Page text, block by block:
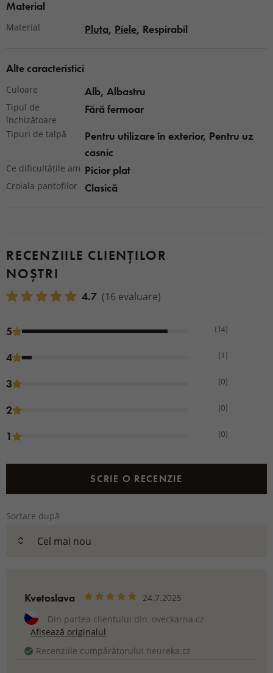
Material
Material Pluta, Piele, Respirabil
Alte caracteristici
Culoare Alb, Albastru
Tipul de
închizătoare
Fără fermoar
Tipuri de talpă
Pentru utilizare în exterior, Pentru uz
casnic
Ce dificultățile am Picior plat
Croiala pantofilor Clasică
RECENZIILE CLIENȚILOR
NOȘTRI
4.7 (16 evaluare)
5 (14)
4 (1)
3 (0)
2 (0)
1 (0)
SCRIE O RECENZIE
Sortare după
Kvetoslava
24.7.2025
Din partea clientului din oveckarna.cz
Afișează originalul
Recenziile cumpărătorului heureka.cz